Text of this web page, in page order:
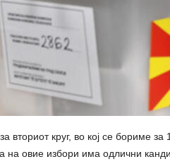
вториот круг, во кој се бориме за
овие избори има одлични